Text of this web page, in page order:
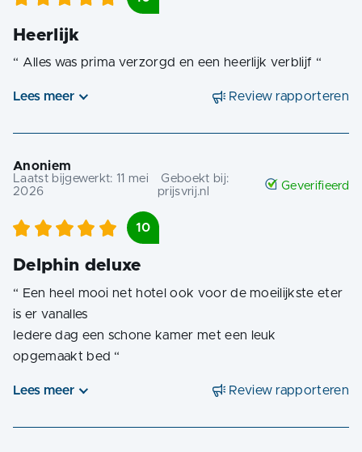
Heerlijk
“ Alles was prima verzorgd en een heerlijk verblijf “
Lees meer Review rapporteren
Anoniem
Laatst bijgewerkt: 11 mei
2026
Geboekt bij:
prijsvrij.nl
Geverifieerd
10
Delphin deluxe
“ Een heel mooi net hotel ook voor de moeilijkste eter
is er vanalles
Iedere dag een schone kamer met een leuk
opgemaakt bed “
Lees meer Review rapporteren